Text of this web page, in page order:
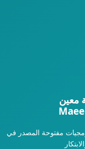
معين
مفتوحة المصدر في